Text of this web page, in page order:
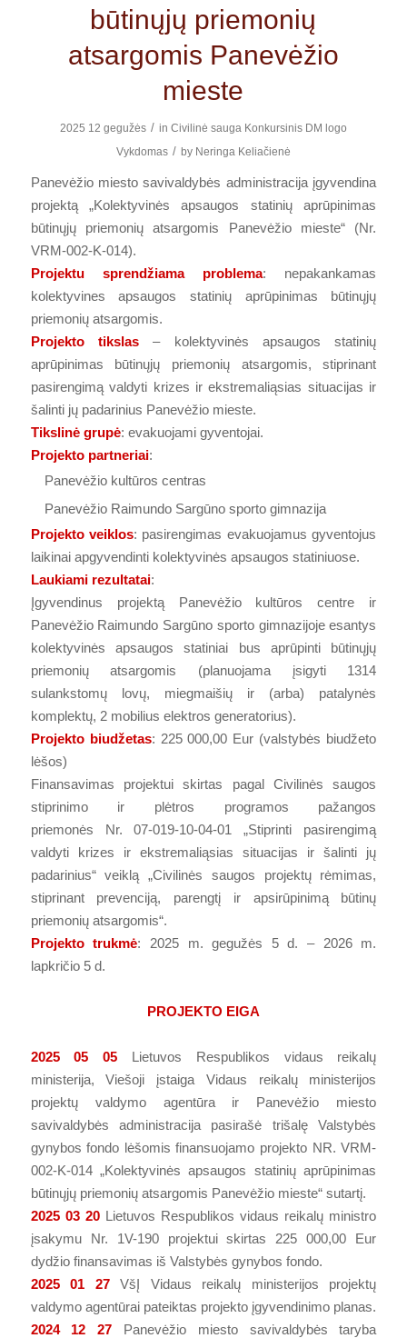
būtinųjų priemonių
atsargomis Panevėžio
mieste
2025 12 gegužės / in Civilinė sauga Konkursinis DM logo
Vykdomas / by Neringa Keliačienė
Panevėžio miesto savivaldybės administracija įgyvendina
projektą „Kolektyvinės apsaugos statinių aprūpinimas
būtinųjų priemonių atsargomis Panevėžio mieste“ (Nr.
VRM-002-K-014).
Projektu sprendžiama problema: nepakankamas
kolektyvines apsaugos statinių aprūpinimas būtinųjų
priemonių atsargomis.
Projekto tikslas– kolektyvinės apsaugos statinių
aprūpinimas būtinųjų priemonių atsargomis, stiprinant
pasirengimą valdyti krizes ir ekstremaliąsias situacijas ir
šalinti jų padarinius Panevėžio mieste.
Tikslinė grupė: evakuojami gyventojai.
Projekto partneriai:
Panevėžio kultūros centras
Panevėžio Raimundo Sargūno sporto gimnazija
Projekto veiklos: pasirengimas evakuojamus gyventojus
laikinai apgyvendinti kolektyvinės apsaugos statiniuose.
Laukiami rezultatai:
Įgyvendinus projektą Panevėžio kultūros centre ir
Panevėžio Raimundo Sargūno sporto gimnazijoje esantys
kolektyvinės apsaugos statiniai bus aprūpinti būtinųjų
priemonių atsargomis (planuojama įsigyti 1314
sulankstomų lovų, miegmaišių ir (arba) patalynės
komplektų, 2 mobilius elektros generatorius).
Projekto biudžetas: 225 000,00 Eur (valstybės biudžeto
lėšos)
Finansavimas projektui skirtas pagal Civilinės saugos
stiprinimo ir plėtros programos pažangos
priemonės Nr. 07-019-10-04-01 „Stiprinti pasirengimą
valdyti krizes ir ekstremaliąsias situacijas ir šalinti jų
padarinius“ veiklą „Civilinės saugos projektų rėmimas,
stiprinant prevenciją, parengtį ir apsirūpinimą būtinų
priemonių atsargomis“.
Projekto trukmė: 2025 m. gegužės 5 d. – 2026 m.
lapkričio 5 d.
PROJEKTO EIGA
2025 05 05 Lietuvos Respublikos vidaus reikalų
ministerija, Viešoji įstaiga Vidaus reikalų ministerijos
projektų valdymo agentūra ir Panevėžio miesto
savivaldybės administracija pasirašė trišalę Valstybės
gynybos fondo lėšomis finansuojamo projekto NR. VRM-
002-K-014 „Kolektyvinės apsaugos statinių aprūpinimas
būtinųjų priemonių atsargomis Panevėžio mieste“ sutartį.
2025 03 20Lietuvos Respublikos vidaus reikalų ministro
įsakymu Nr. 1V-190 projektui skirtas 225 000,00 Eur
dydžio finansavimas iš Valstybės gynybos fondo.
2025 01 27VšĮ Vidaus reikalų ministerijos projektų
valdymo agentūrai pateiktas projekto įgyvendinimo planas.
2024 12 27 Panevėžio miesto savivaldybės taryba